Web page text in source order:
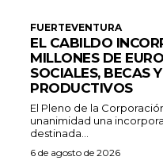
FUERTEVENTURA
EL CABILDO
MILLONES DE
SOCIALES, BECAS
PRODUCTIVOS
El Pleno de la
unanimidad una
destinada...
6 de agosto de 2026